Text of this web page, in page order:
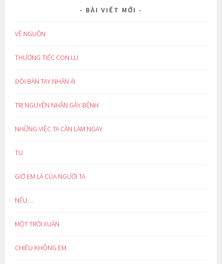
BÀI VIẾT MỚI
VỀ NGUỒN
THƯƠNG TIẾC CON LU
ĐÔI BÀN TAY NHÂN ÁI
TRỊ NGUYÊN NHÂN GÂY BỆNH
NHỮNG VIỆC TA CẦN LÀM NGAY
TU
GIỜ EM LÀ CỦA NGƯỜI TA
NẾU…
MỘT TRỜI XUÂN
CHIỀU KHÔNG EM